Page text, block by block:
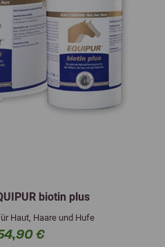
biotin plus
Haut, Haare und Hufe
€